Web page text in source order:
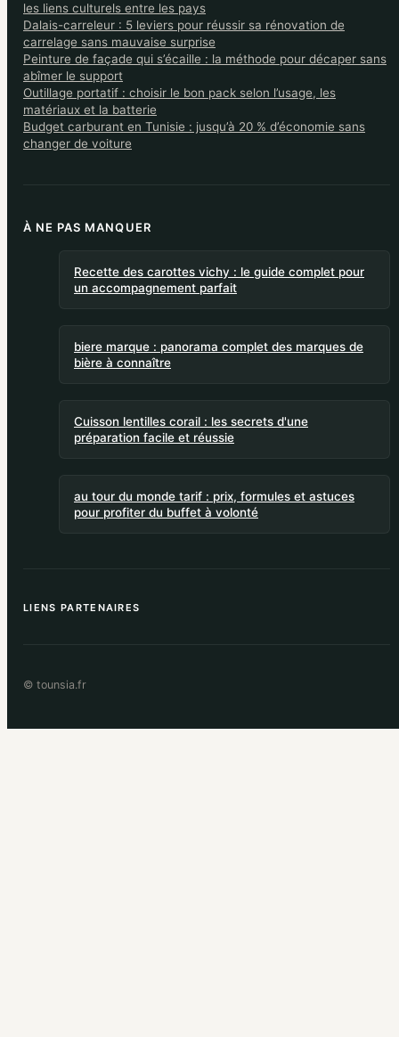
les liens culturels entre les pays
Dalais-carreleur : 5 leviers pour réussir sa rénovation de
carrelage sans mauvaise surprise
Peinture de façade qui s’écaille : la méthode pour décaper sans
abîmer le support
Outillage portatif : choisir le bon pack selon l’usage, les
matériaux et la batterie
Budget carburant en Tunisie : jusqu’à 20 % d’économie sans
changer de voiture
À NE PAS MANQUER
Recette des carottes vichy : le guide complet pour
un accompagnement parfait
biere marque : panorama complet des marques de
bière à connaître
Cuisson lentilles corail : les secrets d'une
préparation facile et réussie
au tour du monde tarif : prix, formules et astuces
pour profiter du buffet à volonté
LIENS PARTENAIRES
© tounsia.fr